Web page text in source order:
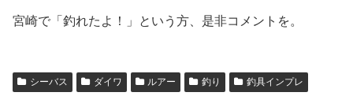
宮崎で「釣れたよ！」という方、是非コメントを。
シーバス ダイワ ルアー 釣り 釣具インプレ